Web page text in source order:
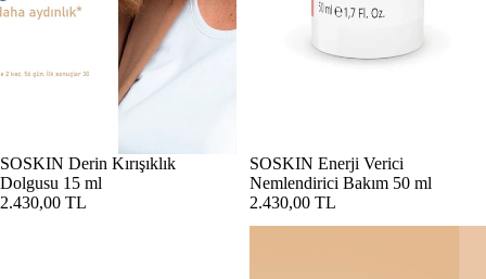
Tükendi
SOSKIN Derin Kırışıklık
Dolgusu 15 ml
2.430,00 TL
SOSKIN Enerji Verici
Nemlendirici Bakım 50 ml
2.430,00 TL